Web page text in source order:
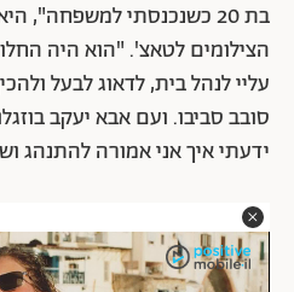
בת 20 כשנכנסתי למשפחה",
הצילומים לטאצ'. "הוא היה
עליי לנהל בית, לדאוג לבעל
סובב סביבו. ועם אבא יעקב
ידעתי איך אני אמורה להתנהג